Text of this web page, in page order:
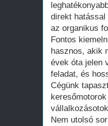
direkt hatással
az organikus
Fontos
hasznos, akik
évek óta jelen
feladat, és
Cégünk
Nem utolsó